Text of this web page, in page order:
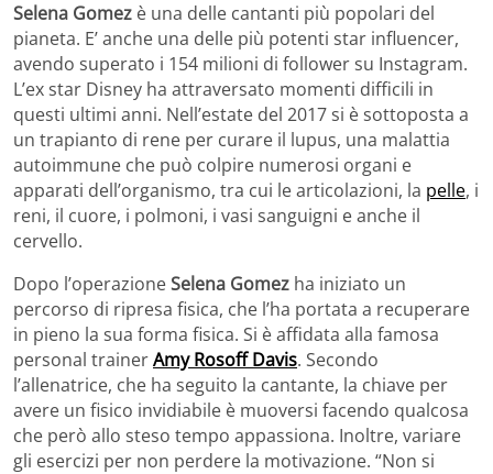
Selena Gomez è una delle cantanti più popolari del
pianeta. E’ anche una delle più potenti star influencer,
avendo superato i 154 milioni di follower su Instagram.
L’ex star Disney ha attraversato momenti difficili in
questi ultimi anni. Nell’estate del 2017 si è sottoposta a
un trapianto di rene per curare il lupus, una malattia
autoimmune che può colpire numerosi organi e
apparati dell’organismo, tra cui le articolazioni, la pelle, i
reni, il cuore, i polmoni, i vasi sanguigni e anche il
cervello.
Dopo l’operazioneSelena Gomez ha iniziato un
percorso di ripresa fisica, che l’ha portata a recuperare
in pieno la sua forma fisica. Si è affidata alla famosa
personal trainerAmy Rosoff Davis. Secondo
l’allenatrice, che ha seguito la cantante, la chiave per
avere un fisico invidiabile è muoversi facendo qualcosa
che però allo steso tempo appassiona. Inoltre, variare
gli esercizi per non perdere la motivazione. “Non si